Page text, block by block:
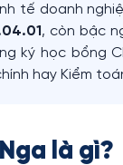
tế doanh
, còn bậc
ký học bổng
hay Kiểm
là gì?